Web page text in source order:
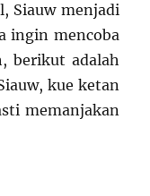
Siauw menjadi
ingin mencoba
berikut adalah
kue ketan
memanjakan